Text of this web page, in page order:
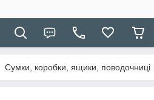
Сумки, коробки, ящики, поводочниці